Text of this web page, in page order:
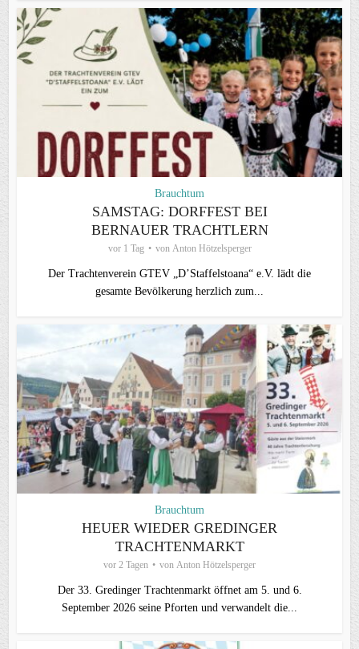
Brauchtum
SAMSTAG: DORFFEST BEI
BERNAUER TRACHTLERN
vor 1 Tag von Anton Hötzelsperger
Der Trachtenverein GTEV „D’Staffelstoana“ e.V. lädt die
gesamte Bevölkerung herzlich zum...
Brauchtum
HEUER WIEDER GREDINGER
TRACHTENMARKT
vor 2 Tagen von Anton Hötzelsperger
Der 33. Gredinger Trachtenmarkt öffnet am 5. und 6.
September 2026 seine Pforten und verwandelt die...